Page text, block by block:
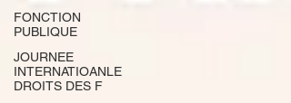
FONCTION
PUBLIQUE
JOURNEE
INTERNATIOANLE
DROITS DES F